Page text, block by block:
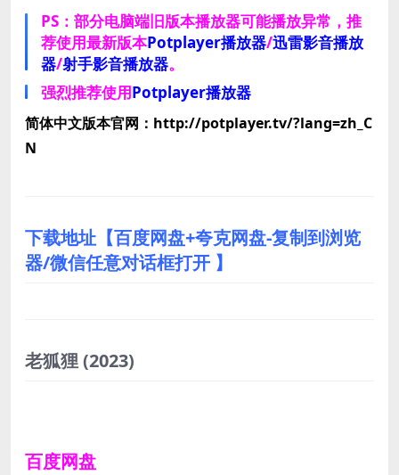
PS：部分电脑端旧版本播放器可能播放异常，推
荐使用最新版本Potplayer播放器/迅雷影音播放
器/射手影音播放器。
强烈推荐使用Potplayer播放器
简体中文版本官网：http://potplayer.tv/?lang=zh_C
N
下载地址【百度网盘+夸克网盘-复制到浏览
器/微信任意对话框打开 】
老狐狸(2023)
百度网盘